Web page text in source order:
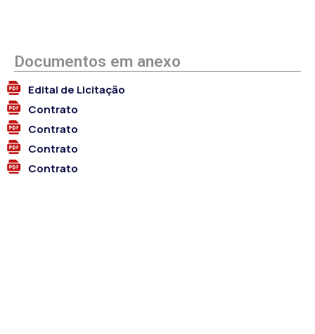
Documentos em anexo
Edital de Licitação
Contrato
Contrato
Contrato
Contrato